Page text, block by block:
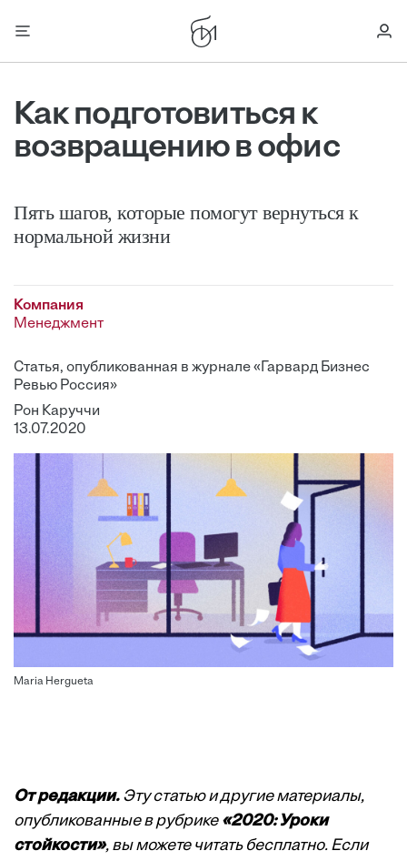
Как подготовиться к
возвращению в офис
Пять шагов, которые помогут вернуться к
нормальной жизни
Компания
Менеджмент
Статья, опубликованная в журнале «Гарвард Бизнес
Ревью Россия»
Рон Каруччи
13.07.2020
Maria Hergueta
От редакции.Эту статью и другие материалы,
опубликованные в рубрике «2020: Уроки
стойкости», вы можете читать бесплатно. Если